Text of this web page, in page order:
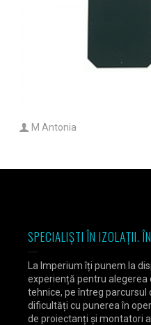
M Antonia
SPECIALIȘTI ÎN IZOLAȚII.
La Imperium îți punem la
experiență pentru alegerea
tehnice, pe întreg parcursul
dificultăți cu punerea în
de proiectanți și montatori